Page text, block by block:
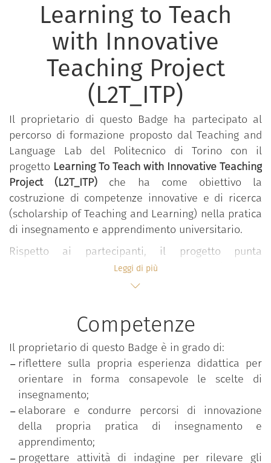
Learning to Teach
with Innovative
Teaching Project
(L2T_ITP)
Il proprietario di questo Badge ha partecipato al
percorso di formazione proposto dal Teaching and
Language Lab del Politecnico di Torino con il
progetto Learning To Teach with Innovative Teaching
Project (L2T_ITP) che ha come obiettivo la
costruzione di competenze innovative e di ricerca
(scholarship of Teaching and Learning) nella pratica
di insegnamento e apprendimento universitario.
Rispetto ai partecipanti, il progetto punta
all’acquisizione di competenze riflessive,
progettuali, metodologiche, valutative e di ricerca
contesto di insegnamento. L’adesione al progetto
richiede la frequenza preliminare di un percorso di
formazione teorico-pratico Learning to Teach (L2T)
per la costruzione di competenze di base
all’insegnamento universitario focalizzato su
modelli learner centered sviluppato all’interno di
comunità professionali interdisciplinari. L’attività di
progetto si struttura attraverso la realizzazione di
esperienze innovative, condotte con logiche di
ricerca, in grado di far emergere evidenze
Leggi di più
Competenze
Il proprietario di questo Badge è in grado di:
riflettere sulla propria esperienza didattica per
orientare in forma consapevole le scelte di
insegnamento;
elaborare e condurre percorsi di innovazione
della propria pratica di insegnamento e
apprendimento;
progettare attività di indagine per rilevare gli